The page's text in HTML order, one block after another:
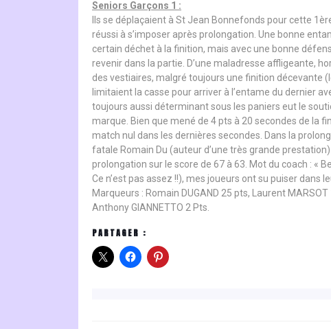
Seniors Garçons 1 :
Ils se déplaçaient à St Jean Bonnefonds pour cette
réussi à s’imposer après prolongation. Une bonne
certain déchet à la finition, mais avec une bonne
revenir dans la partie. D’une maladresse affligeante,
des vestiaires, malgré toujours une finition décevante
limitaient la casse pour arriver à l’entame du dernier
toujours aussi déterminant sous les paniers eut le
marque. Bien que mené de 4 pts à 20 secondes de la
match nul dans les dernières secondes. Dans la
fatale Romain Du (auteur d’une très grande
prolongation sur le score de 67 à 63. Mot du coach : «
Ce n’est pas assez !!), mes joueurs ont su puiser dans
Marqueurs : Romain DUGAND 25 pts, Laurent
Anthony GIANNETTO 2 Pts.
PARTAGER :